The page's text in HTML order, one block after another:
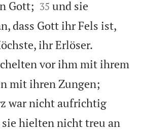
Gott; 

35 und sie
dass Gott ihr Fels ist,
ihr Erlöser.
vor ihm mit ihrem
mit ihren Zungen;
war nicht aufrichtig
hielten nicht treu an